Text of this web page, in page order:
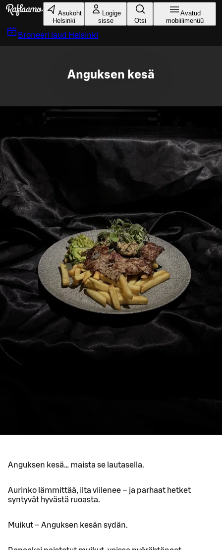
Liigu peamise sisu juurde
Asukoht
Helsinki
Logige
sisse
Otsi
Avatud
mobiilimenüü
Broneeri laud Helsinki
Anguksen kesä
Anguksen kesä… maista se lautasella.
Aurinko lämmittää, ilta viilenee – ja parhaat hetket
syntyvät hyvästä ruoasta.
Muikut – Anguksen kesän sydän.